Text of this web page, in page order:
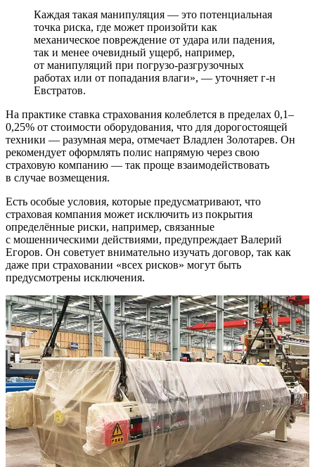
Каждая такая манипуляция — это потенциальная
точка риска, где может произойти как
механическое повреждение от удара или падения,
так и менее очевидный ущерб, например,
от манипуляций при погрузо-­разгрузочных
работах или от попадания влаги», — уточняет г-н
Евстратов.
На практике ставка страхования колеблется в пределах 0,1–
0,25% от стоимости оборудования, что для дорогостоящей
техники — разумная мера, отмечает Владлен Золотарев. Он
рекомендует оформлять полис напрямую через свою
страховую компанию — так проще взаимодействовать
в случае возмещения.
Есть особые условия, которые предусматривают, что
страховая компания может исключить из покрытия
определённые риски, например, связанные
с мошенническими действиями, предупреждает Валерий
Егоров. Он советует внимательно изучать договор, так как
даже при страховании «всех рисков» могут быть
предусмотрены исключения.